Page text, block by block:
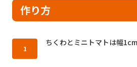
作り方
作り方1：
ちくわとミニトマトは幅